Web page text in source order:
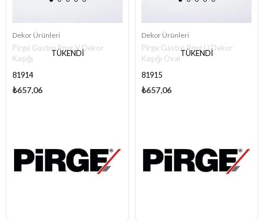
TÜKENDI
Dekor Ürünleri
Pirge Gastro Pmg V Dekor
Kaşığı
81914
₺657,06
TÜKENDI
Dekor Ürünleri
Pirge Gastro Pmg U Dekor
Kaşığı Oval
81915
₺657,06